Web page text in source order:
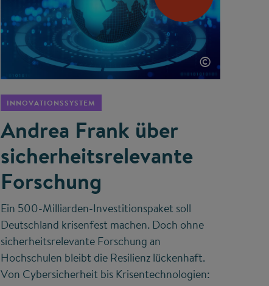
©
INNOVATIONSSYSTEM
Andrea Frank über
sicherheits­relevante
Forschung
Ein 500-Milliarden-Investitionspaket soll
Deutschland krisenfest machen. Doch ohne
sicherheitsrelevante Forschung an
Hochschulen bleibt die Resilienz lückenhaft.
Von Cybersicherheit bis Krisentechnologien: